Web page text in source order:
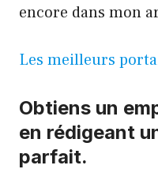
encore dans mon
Les meilleurs
Obtiens un
en rédigeant
parfait.